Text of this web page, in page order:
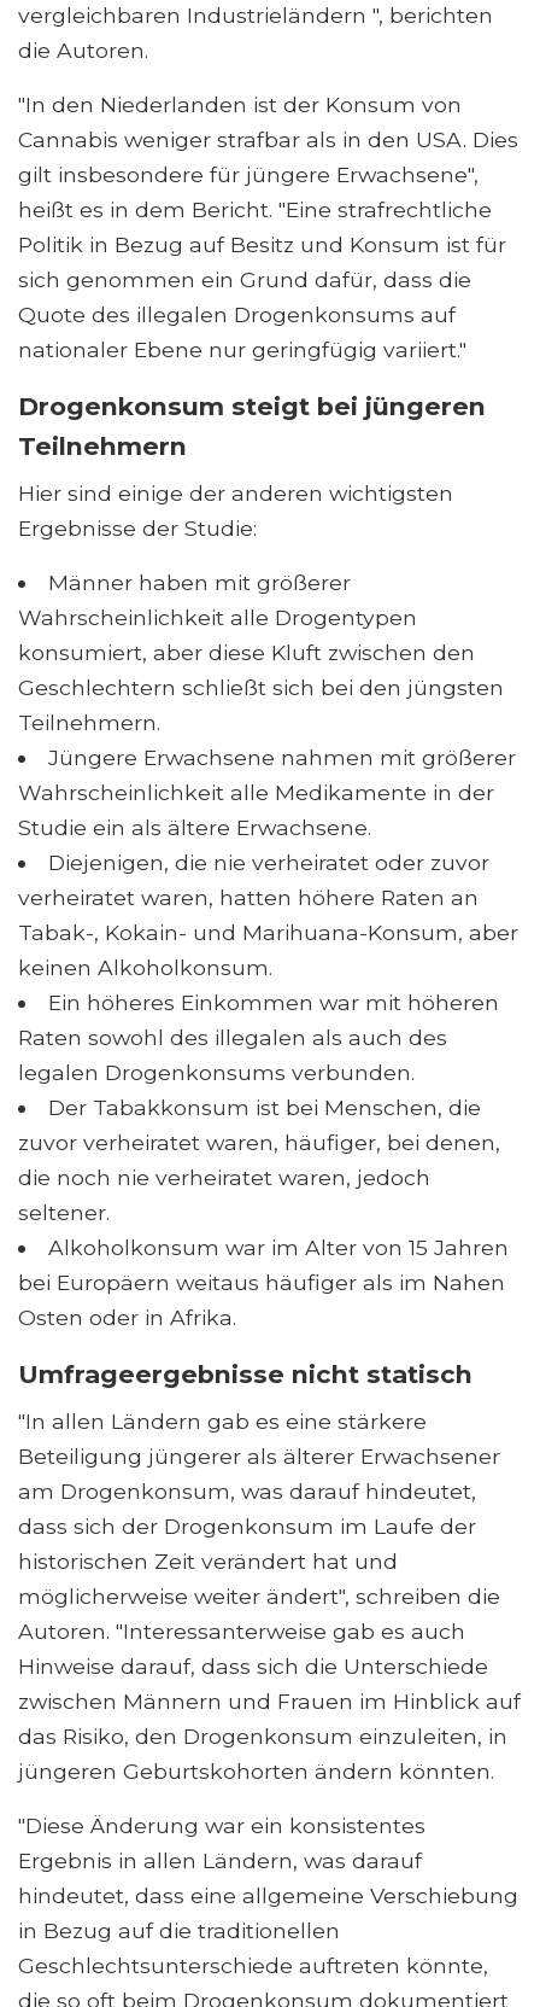
vergleichbaren Industrieländern ", berichten
die Autoren.
"In den Niederlanden ist der Konsum von
Cannabis weniger strafbar als in den USA. Dies
gilt insbesondere für jüngere Erwachsene",
heißt es in dem Bericht. "Eine strafrechtliche
Politik in Bezug auf Besitz und Konsum ist für
sich genommen ein Grund dafür, dass die
Quote des illegalen Drogenkonsums auf
nationaler Ebene nur geringfügig variiert."
Drogenkonsum steigt bei jüngeren
Teilnehmern
Hier sind einige der anderen wichtigsten
Ergebnisse der Studie:
Männer haben mit größerer
Wahrscheinlichkeit alle Drogentypen
konsumiert, aber diese Kluft zwischen den
Geschlechtern schließt sich bei den jüngsten
Teilnehmern.
Jüngere Erwachsene nahmen mit größerer
Wahrscheinlichkeit alle Medikamente in der
Studie ein als ältere Erwachsene.
Diejenigen, die nie verheiratet oder zuvor
verheiratet waren, hatten höhere Raten an
Tabak-, Kokain- und Marihuana-Konsum, aber
keinen Alkoholkonsum.
Ein höheres Einkommen war mit höheren
Raten sowohl des illegalen als auch des
legalen Drogenkonsums verbunden.
Der Tabakkonsum ist bei Menschen, die
zuvor verheiratet waren, häufiger, bei denen,
die noch nie verheiratet waren, jedoch
seltener.
Alkoholkonsum war im Alter von 15 Jahren
bei Europäern weitaus häufiger als im Nahen
Osten oder in Afrika.
Umfrageergebnisse nicht statisch
"In allen Ländern gab es eine stärkere
Beteiligung jüngerer als älterer Erwachsener
am Drogenkonsum, was darauf hindeutet,
dass sich der Drogenkonsum im Laufe der
historischen Zeit verändert hat und
möglicherweise weiter ändert", schreiben die
Autoren. "Interessanterweise gab es auch
Hinweise darauf, dass sich die Unterschiede
zwischen Männern und Frauen im Hinblick auf
das Risiko, den Drogenkonsum einzuleiten, in
jüngeren Geburtskohorten ändern könnten.
"Diese Änderung war ein konsistentes
Ergebnis in allen Ländern, was darauf
hindeutet, dass eine allgemeine Verschiebung
in Bezug auf die traditionellen
Geschlechtsunterschiede auftreten könnte,
die so oft beim Drogenkonsum dokumentiert